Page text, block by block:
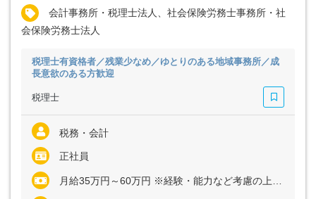
会計事務所・税理士法人、社会保険労務士事務所・社
会保険労務士法人
税理士有資格者／残業少なめ／ゆとりのある地域事務所／成
長意欲のある方歓迎
税理士
税務・会計
正社員
月給35万円～60万円 ※経験・能力など考慮の上、決定いたします ※残業代は全額支給